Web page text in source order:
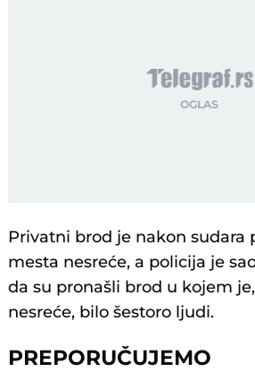
Privatni brod je nakon sudara
mesta nesreće, a policija je
da su pronašli brod u kojem
nesreće, bilo šestoro ljudi.
PREPORUČUJEMO